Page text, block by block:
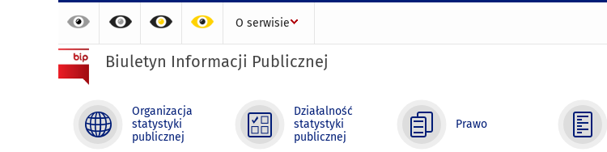
O serwisie
Biuletyn Informacji Publicznej
Organizacja
statystyki
publicznej
Działalność
statystyki
publicznej
Prawo